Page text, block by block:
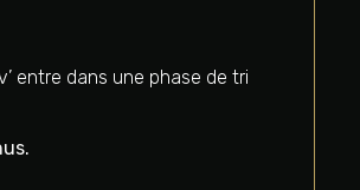
entre dans une phase de tri